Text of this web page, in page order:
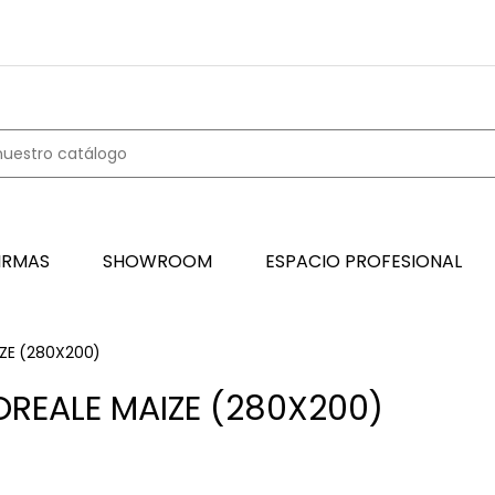
SHOWROOM ESPACIO PROFESIONAL
(280X200)
MAIZE (280X200)